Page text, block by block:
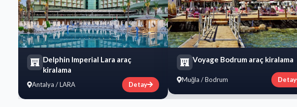
Delphin Imperial Lara araç
kiralama
Antalya / LARA Detay
​Voyage Bodrum araç kiralama
Muğla / Bodrum Detay